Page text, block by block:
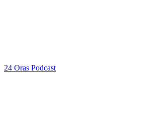
24 Oras Podcast